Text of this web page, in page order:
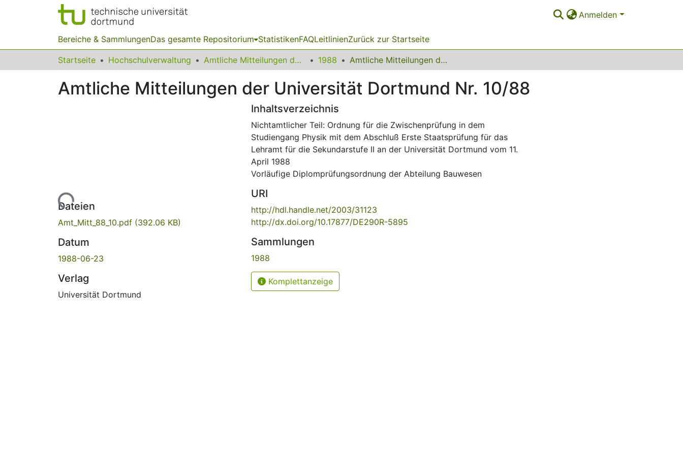
Anmelden
Bereiche & SammlungenDas gesamte Repositorium StatistikenFAQLeitlinienZurück zur Startseite
Startseite Hochschulverwaltung Amtliche Mitteilungen der Technischen Universität Dortmund 1988 Amtliche Mitteilungen der Universität Dortmund Nr. 10/88
Amtliche Mitteilungen der Universität Dortmund Nr. 10/88
Lade...
Dateien
Amt_Mitt_88_10.pdf (392.06 KB)
Datum
1988-06-23
Verlag
Universität Dortmund
Inhaltsverzeichnis
Nichtamtlicher Teil: Ordnung für die Zwischenprüfung in dem
Studiengang Physik mit dem Abschluß Erste Staatsprüfung für das
Lehramt für die Sekundarstufe II an der Universität Dortmund vom 11.
April 1988
Vorläufige Diplomprüfungsordnung der Abteilung Bauwesen
URI
http://hdl.handle.net/2003/31123
http://dx.doi.org/10.17877/DE290R-5895
Sammlungen
1988
Komplettanzeige